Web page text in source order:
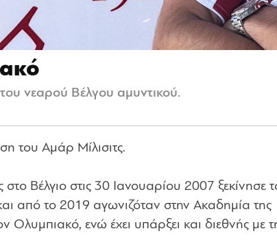
νεαρού Βέλγου αμυντικού.
του Αμάρ Μίλισιτς.
Βέλγιο στις 30 Ιανουαρίου 2007 ξεκίνησε
από το 2019 αγωνιζόταν στην Ακαδημία της
ενώ έχει υπάρξει και διεθνής με